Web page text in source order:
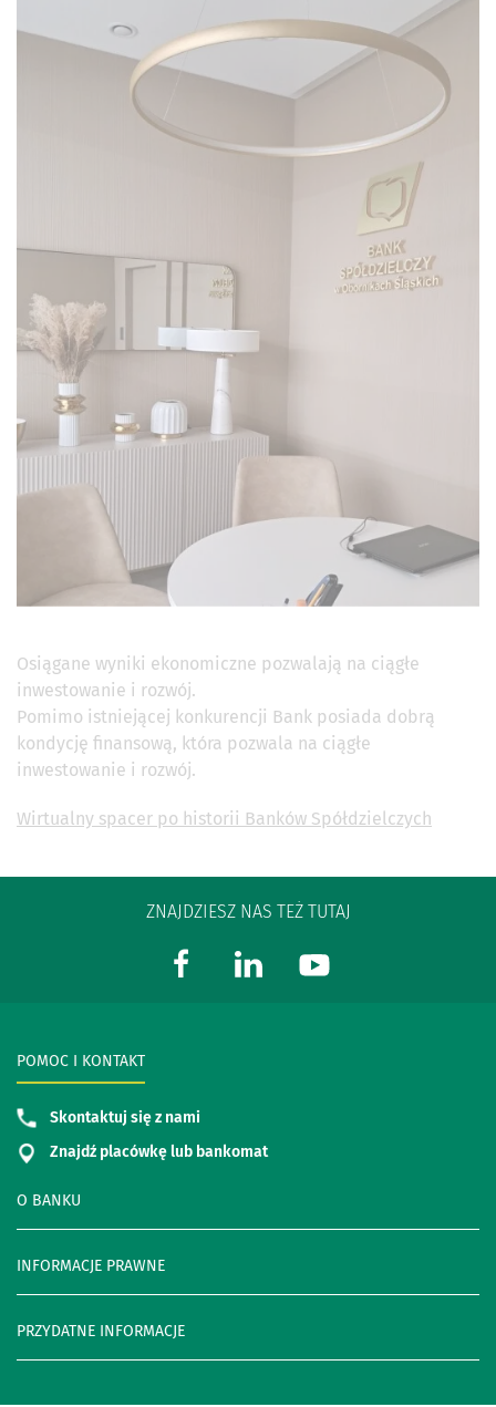
Osiągane wyniki ekonomiczne pozwalają na ciągłe
inwestowanie i rozwój.
Pomimo istniejącej konkurencji Bank posiada dobrą
kondycję finansową, która pozwala na ciągłe
inwestowanie i rozwój.
Wirtualny spacer po historii Banków Spółdzielczych
ZNAJDZIESZ NAS TEŻ TUTAJ
O BANKU
INFORMACJE PRAWNE
PRZYDATNE INFORMACJE
POMOC I KONTAKT
Skontaktuj się z nami
Znajdź placówkę lub bankomat